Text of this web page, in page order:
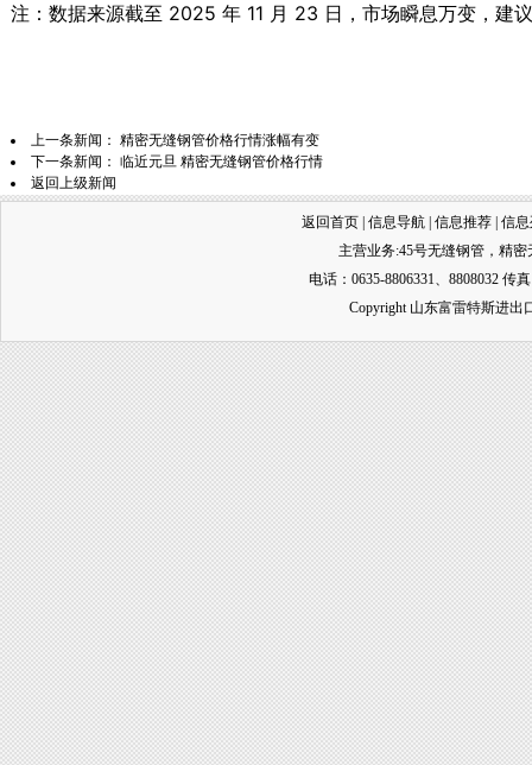
注：数据来源截至 2025 年 11 月 23 日，市场瞬息万变，建
上一条新闻： 精密无缝钢管价格行情涨幅有变
下一条新闻： 临近元旦 精密无缝钢管价格行情
返回上级新闻
返回首页 信息导航 信息推荐 信
主营业务:45号无缝钢管， 精密
电话：0635-8806331、8808032 传
Copyright 山东富雷特斯进